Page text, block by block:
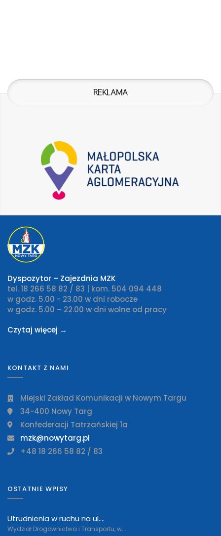
REKLAMA
Dyspozytor – Zajezdnia MZK
tel. 18 266 58 82 / 83 | kom. 504 094 448
w godz. 5.00 - 23.00 w dni robocze
w godz. 5.00 – 22.00 w dni wolne od pracy
Czytaj więcej →
KONTAKT Z NAMI
Miejski Zakład Komunikacji w Nowym Targu
34-400 Nowy Targ
Konfederacji Tatrzańskiej 1a
mzk@nowytarg.pl
+48 18 266 58 82 / 83
OSTATNIE WPISY
Utrudnienia w ruchu na ul....
Wydział Drogownictwa i Transportu, w...